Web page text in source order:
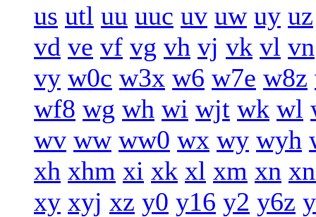
us utl uu uuc uv uw uy uz
vd ve vf vg vh vj vk vl vn
vy w0c w3x w6 w7e w8z
wf8 wg wh wi wjt wk wl
wv ww ww0 wx wy wyh
xh xhm xi xk xl xm xn
xy xyj xz y0 y16 y2 y6z